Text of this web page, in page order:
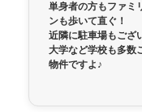
単身者の方もファミ
ンも歩いて直ぐ！
近隣に駐車場もござ
大学など学校も多数
物件ですよ♪